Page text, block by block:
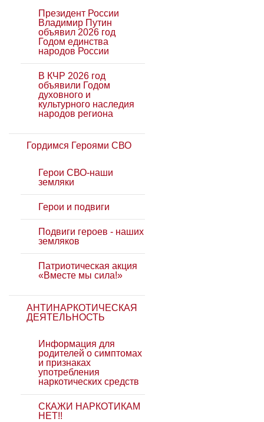
Президент России
Владимир Путин
объявил 2026 год
Годом единства
народов России
В КЧР 2026 год
объявили Годом
духовного и
культурного наследия
народов региона
Гордимся Героями СВО
Герои СВО-наши
земляки
Герои и подвиги
Подвиги героев - наших
земляков
Патриотическая акция
«Вместе мы сила!»
АНТИНАРКОТИЧЕСКАЯ
ДЕЯТЕЛЬНОСТЬ
Информация для
родителей о симптомах
и признаках
употребления
наркотических средств
СКАЖИ НАРКОТИКАМ
НЕТ!!